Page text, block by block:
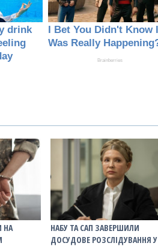
НА
НАБУ ТА САП ЗАВЕРШИЛИ
ДОСУДОВЕ РОЗСЛІДУВАННЯ У